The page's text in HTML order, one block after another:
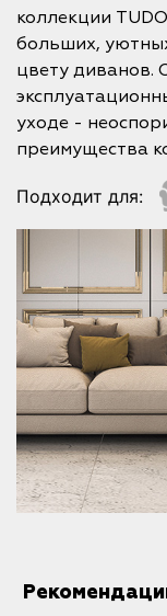
коллекции
больших,
цвету диванов.
уходе -
преимущества
Подходит для: